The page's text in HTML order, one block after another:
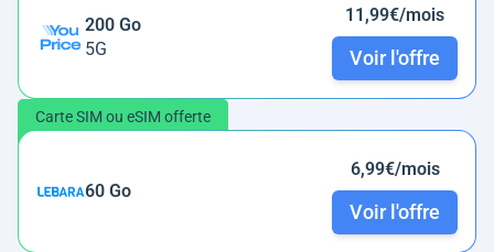
200 Go
5G
11,99€/mois
Voir l'offre
Carte SIM ou eSIM offerte
60 Go
6,99€/mois
Voir l'offre